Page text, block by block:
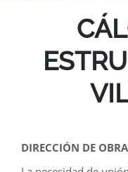
DIRECCIÓN DE